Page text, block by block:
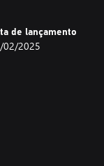
and carve your
de lançamento
02/2025